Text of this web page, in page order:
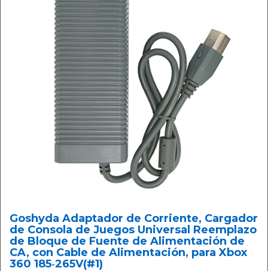
Goshyda Adaptador de Corriente, Cargador
de Consola de Juegos Universal Reemplazo
de Bloque de Fuente de Alimentación de
CA, con Cable de Alimentación, para Xbox
360 185‑265V(#1)